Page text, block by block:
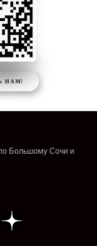
НАМ!
Большому Сочи и